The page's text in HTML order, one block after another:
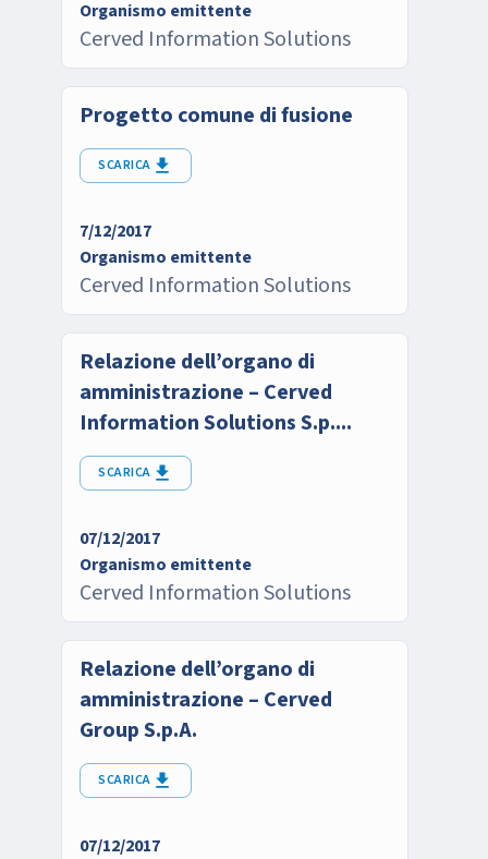
Organismo emittente
Cerved Information Solutions
Progetto comune di fusione
SCARICA
7/12/2017
Organismo emittente
Cerved Information Solutions
Relazione dell’organo di
amministrazione – Cerved
Information Solutions S.p....
SCARICA
07/12/2017
Organismo emittente
Cerved Information Solutions
Relazione dell’organo di
amministrazione – Cerved
Group S.p.A.
SCARICA
07/12/2017